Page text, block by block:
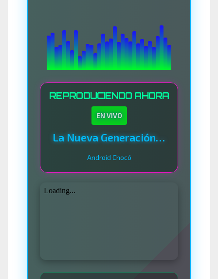
REPRODUCIENDO AHORA
EN VIVO
La Nueva Generación Del Sistema
Android Chocó